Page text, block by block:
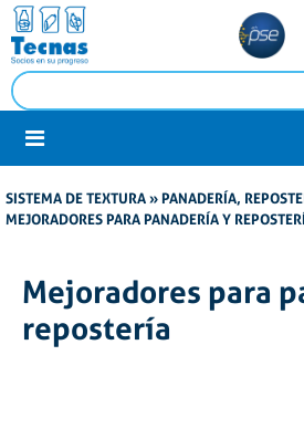
SISTEMA DE TEXTURA»PANADERÍA,
MEJORADORES PARA PANADERÍA Y
Mejoradores para
repostería